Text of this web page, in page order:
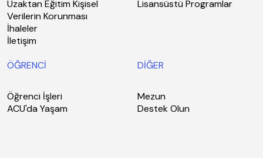
Uzaktan Eğitim Kişisel
Verilerin Korunması
İhaleler
İletişim
Lisansüstü Programlar
ÖĞRENCİ
Öğrenci İşleri
ACU'da Yaşam
DİĞER
Mezun
Destek Olun